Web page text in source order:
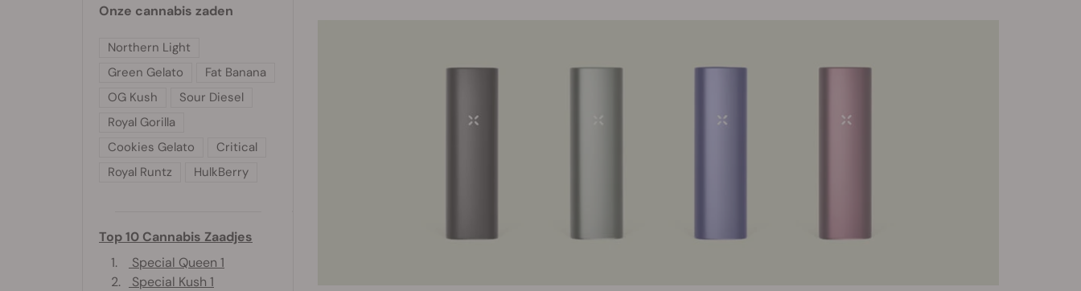
Onze cannabis zaden
Northern Light
Green Gelato
Fat Banana
OG Kush
Sour Diesel
Royal Gorilla
Cookies Gelato
Critical
Royal Runtz
HulkBerry
Top 10 Cannabis Zaadjes
1.
Special Queen 1
2.
Special Kush 1